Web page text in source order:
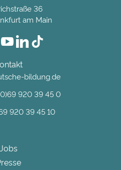
36
am Main
bildung.de
920 39 45 0
920 39 45 10
Jobs